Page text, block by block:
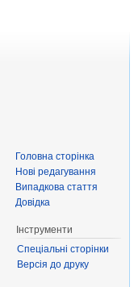
Головна сторінка
Нові редагування
Випадкова стаття
Довідка
Інструменти
Спеціальні сторінки
Версія до друку